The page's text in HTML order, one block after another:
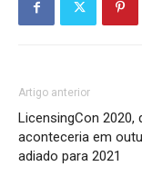
Artigo anterior
LicensingCon 2020,
aconteceria em
adiado para 2021